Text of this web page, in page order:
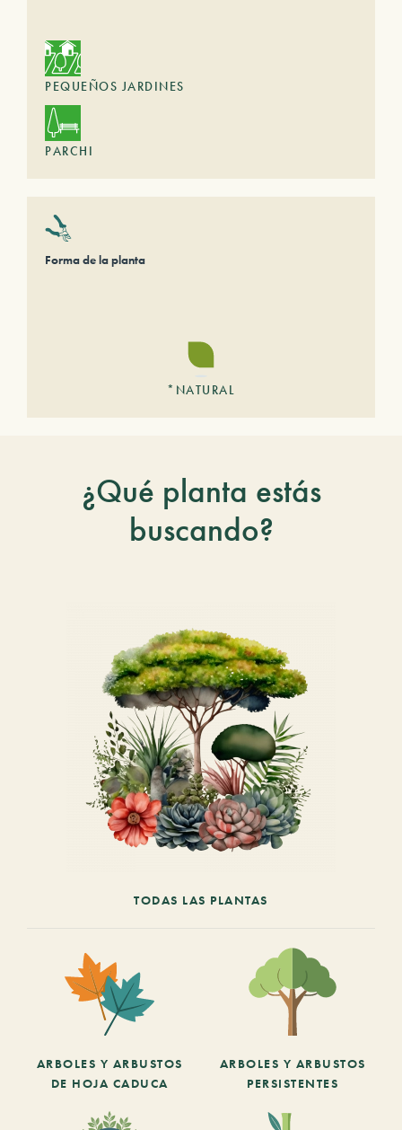
PEQUEÑOS JARDINES
PARCHI
Forma de la planta
*NATURAL
¿Qué planta estás
buscando?
TODAS LAS PLANTAS
ARBOLES Y ARBUSTOS
DE HOJA CADUCA
ARBOLES Y ARBUSTOS
PERSISTENTES